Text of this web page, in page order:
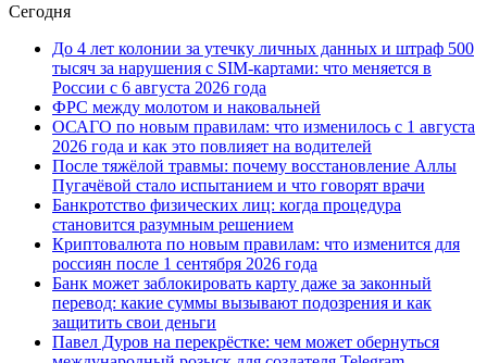
Сегодня
До 4 лет колонии за утечку личных данных и штраф 500
тысяч за нарушения с SIM-картами: что меняется в
России с 6 августа 2026 года
ФРС между молотом и наковальней
ОСАГО по новым правилам: что изменилось с 1 августа
2026 года и как это повлияет на водителей
После тяжёлой травмы: почему восстановление Аллы
Пугачёвой стало испытанием и что говорят врачи
Банкротство физических лиц: когда процедура
становится разумным решением
Криптовалюта по новым правилам: что изменится для
россиян после 1 сентября 2026 года
Банк может заблокировать карту даже за законный
перевод: какие суммы вызывают подозрения и как
защитить свои деньги
Павел Дуров на перекрёстке: чем может обернуться